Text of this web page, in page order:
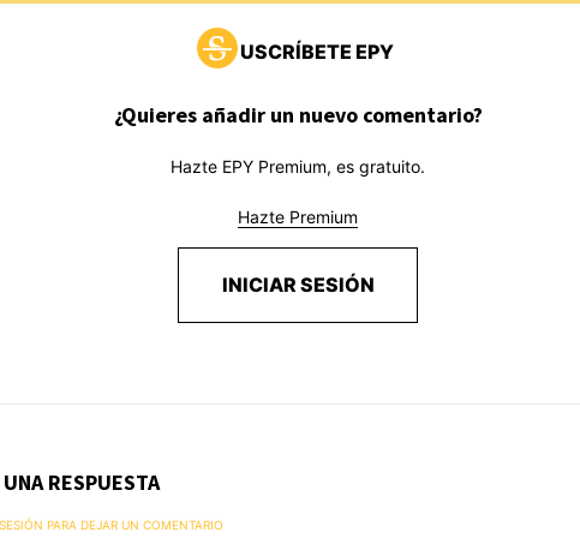
USCRÍBETE EPY
¿Quieres añadir un nuevo comentario?
Hazte EPY Premium, es gratuito.
Hazte Premium
INICIAR SESIÓN
RESPUESTA
PARA DEJAR UN COMENTARIO